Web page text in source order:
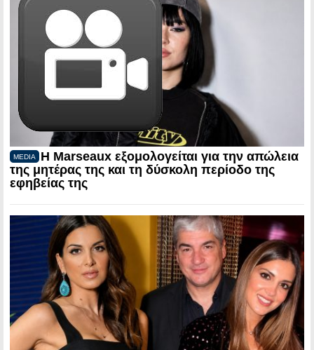
MEDIA
Η Marseaux εξομολογείται για την απώλεια
της μητέρας της και τη δύσκολη περίοδο της
εφηβείας της